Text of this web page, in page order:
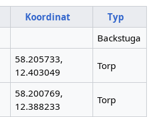
Koordinat
Typ
Backstuga
58.205733,
12.403049
Torp
58.200769,
12.388233
Torp